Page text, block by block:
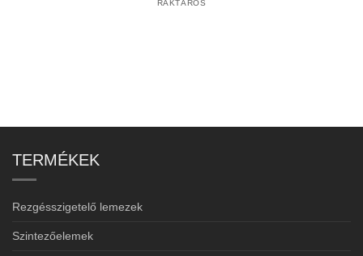
RAKTÁROS
TERMÉKEK
Rezgésszigetelő lemezek
Szintezőelemek